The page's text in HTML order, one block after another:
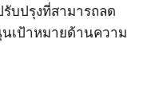
บปรุงที่สามารถลด
เป้าหมายด้านความ